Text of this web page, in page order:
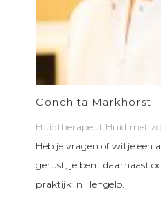
Conchita Markhorst
Huidtherapeut Huid met
Heb je vragen of wil je een
gerust, je bent daarnaast
praktijk in Hengelo.